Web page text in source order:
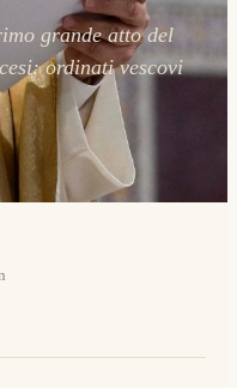
grande atto del
ordinati vescovi